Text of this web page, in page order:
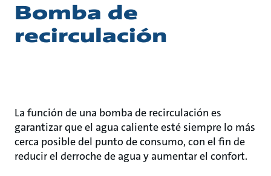
Bomba de
recirculación
La función de una bomba de recirculación es
garantizar que el agua caliente esté siempre lo más
cerca posible del punto de consumo, con el fin de
reducir el derroche de agua y aumentar el confort.